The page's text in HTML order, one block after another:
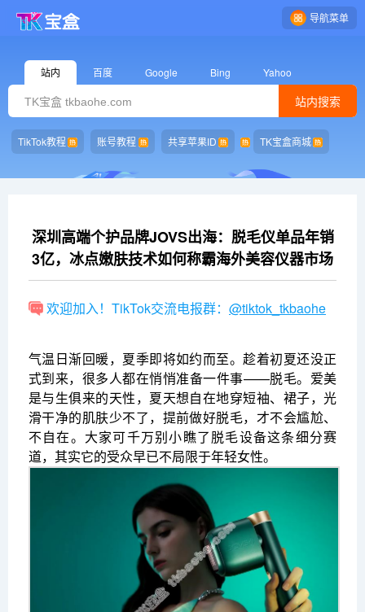
导航菜单
站内 百度 Google Bing Yahoo
站内搜索
TikTok教程 账号教程 共享苹果ID TK宝盒商城
深圳高端个护品牌JOVS出海：脱毛仪单品年销
3亿，冰点嫩肤技术如何称霸海外美容仪器市场
欢迎加入！TikTok交流电报群： @tiktok_tkbaohe
气温日渐回暖，夏季即将如约而至。趁着初夏还没正
式到来，很多人都在悄悄准备一件事——脱毛。爱美
是与生俱来的天性，夏天想自在地穿短袖、裙子，光
滑干净的肌肤少不了，提前做好脱毛，才不会尴尬、
不自在。大家可千万别小瞧了脱毛设备这条细分赛
道，其实它的受众早已不局限于年轻女性。